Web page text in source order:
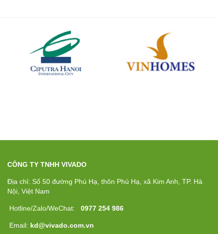
CÔNG TY TNHH VIVADO
Địa chỉ: Số 50 đường Phú Hạ, thôn Phú Hạ, xã Kim Anh, TP. Hà
Nội, Việt Nam
Hotline/Zalo/WeChat: 0977 254 986
Email: kd@vivado.com.vn